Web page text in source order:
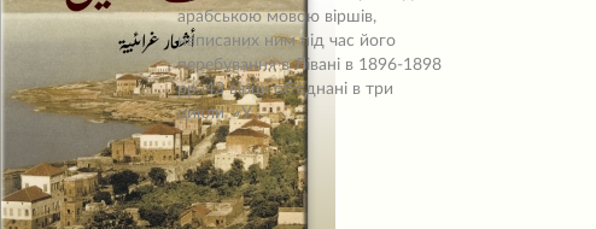
арабською мовою віршів,
написаних ним під час його
перебування в Лівані в 1896-1898
рр. 43 вірші об’єднані в три
цикли «У…